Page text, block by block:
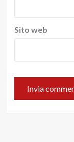
Sito web